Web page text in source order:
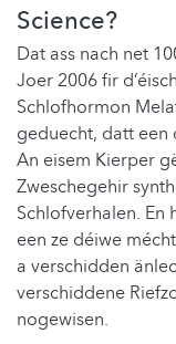
Science?
Dat ass nach net
Joer 2006 fir
Schlofhormon
geduecht, datt een
An eisem Kierper
Zweschegehir
Schlofverhalen.
een ze déiwe
a verschidden
verschiddene
nogewisen.